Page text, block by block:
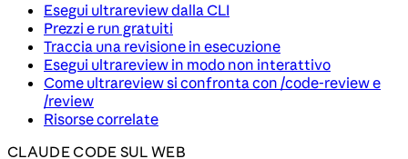
Esegui ultrareview dalla CLI
Prezzi e run gratuiti
Traccia una revisione in esecuzione
Esegui ultrareview in modo non interattivo
Come ultrareview si confronta con /code-review e
/review
Risorse correlate
CLAUDE CODE SUL WEB